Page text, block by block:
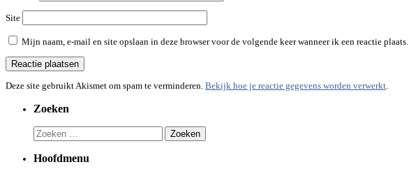
Site
Mijn naam, e-mail en site opslaan in deze browser voor de volgende keer wanneer ik een reactie plaats.
Deze site gebruikt Akismet om spam te verminderen. Bekijk hoe je reactie gegevens worden verwerkt.
Zoeken
Zoeken
naar:
Hoofdmenu